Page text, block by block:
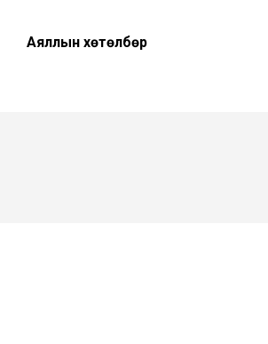
Аяллын хөтөлбөр